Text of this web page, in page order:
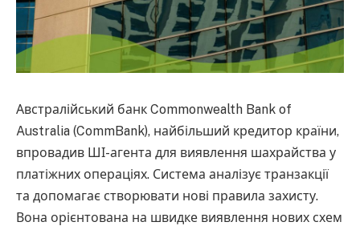
Австралійський банк Commonwealth Bank of
Australia (CommBank), найбільший кредитор країни,
впровадив ШІ-агента для виявлення шахрайства у
платіжних операціях. Система аналізує транзакції
та допомагає створювати нові правила захисту.
Вона орієнтована на швидке виявлення нових схем